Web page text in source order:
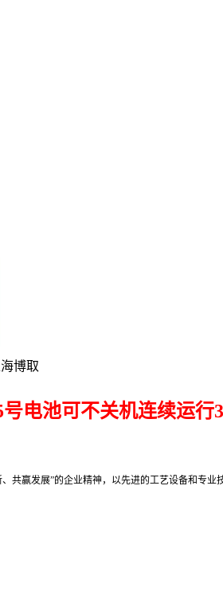
博取
电池可不关机连续运行
共赢发展”的企业精神，以先进的工艺设备和专业